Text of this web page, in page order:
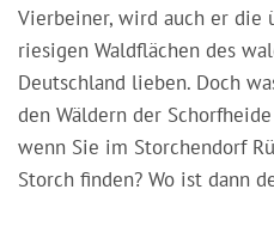
Vierbeiner, wird auch er die
riesigen Waldflächen des
Deutschland lieben. Doch
den Wäldern der
wenn Sie im Storchendorf
Storch finden? Wo ist dann